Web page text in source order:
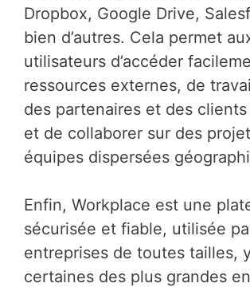
Dropbox, Google Drive,
bien d’autres. Cela permet
utilisateurs d’accéder
ressources externes, de
des partenaires et des
et de collaborer sur des
équipes dispersées
Enfin, Workplace est une
sécurisée et fiable, utilisée
entreprises de toutes tailles,
certaines des plus grandes